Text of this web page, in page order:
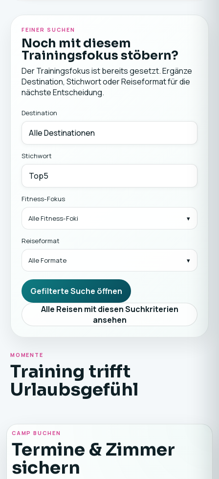
FEINER SUCHEN
Noch mit diesem
Trainingsfokus stöbern?
Der Trainingsfokus ist bereits gesetzt. Ergänze
Destination, Stichwort oder Reiseformat für die
nächste Entscheidung.
Destination
Stichwort
Fitness-Fokus
Alle Fitness-Foki
Reiseformat
Alle Formate
Gefilterte Suche öffnen
Alle Reisen mit diesen Suchkriterien
ansehen
MOMENTE
Training trifft
Urlaubsgefühl
CAMP BUCHEN
Termine & Zimmer
sichern